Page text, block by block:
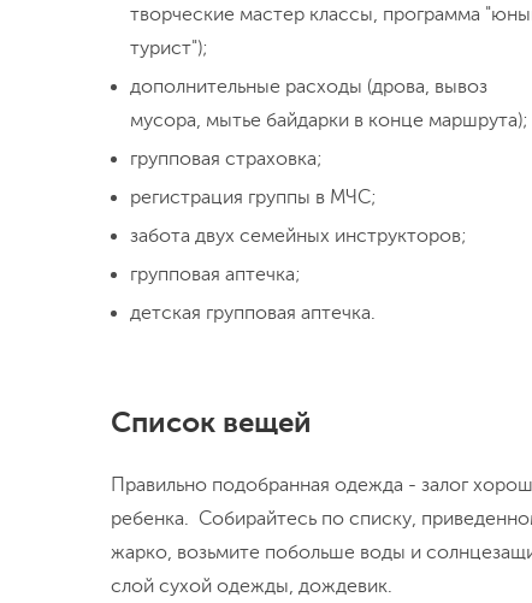
творческие мастер классы, программа
турист");
дополнительные расходы (дрова, вывоз
мусора, мытье байдарки в конце маршрута);
групповая страховка;
регистрация группы в МЧС;
забота двух семейных инструкторов;
групповая аптечка;
детская групповая аптечка.
Список вещей
Правильно подобранная одежда - залог
ребенка. Собирайтесь по списку,
жарко, возьмите побольше воды и
слой сухой одежды, дождевик.